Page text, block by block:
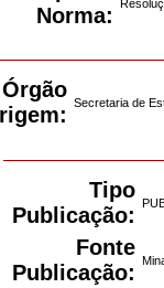
Norma:
Órgão
Secretaria de
Tipo
Publicação:
Fonte
Publicação: